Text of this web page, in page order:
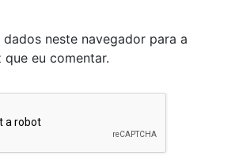
dados neste navegador para a
eu comentar.